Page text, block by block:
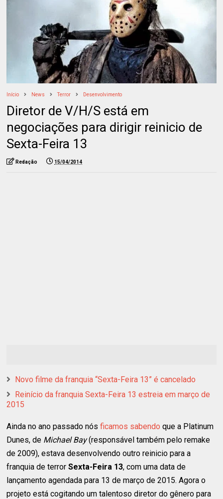
Início News Terror Desenvolvimento
Diretor de V/H/S está em
negociações para dirigir reinicio de
Sexta-Feira 13
Redação 15/04/2014
Novo filme da franquia “Sexta-Feira 13” é cancelado
Reinício da franquia Sexta-Feira 13 estreia em março de
2015
Ainda no ano passado nósficamos sabendo que a Platinum
Dunes, de Michael Bay(responsável também pelo remake
de 2009), estava desenvolvendo outro reinicio para a
franquia de terrorSexta-Feira 13, com uma data de
lançamento agendada para 13 de março de 2015. Agora o
projeto está cogitando um talentoso diretor do gênero para